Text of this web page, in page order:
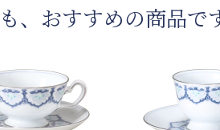
、おすすめの商品で